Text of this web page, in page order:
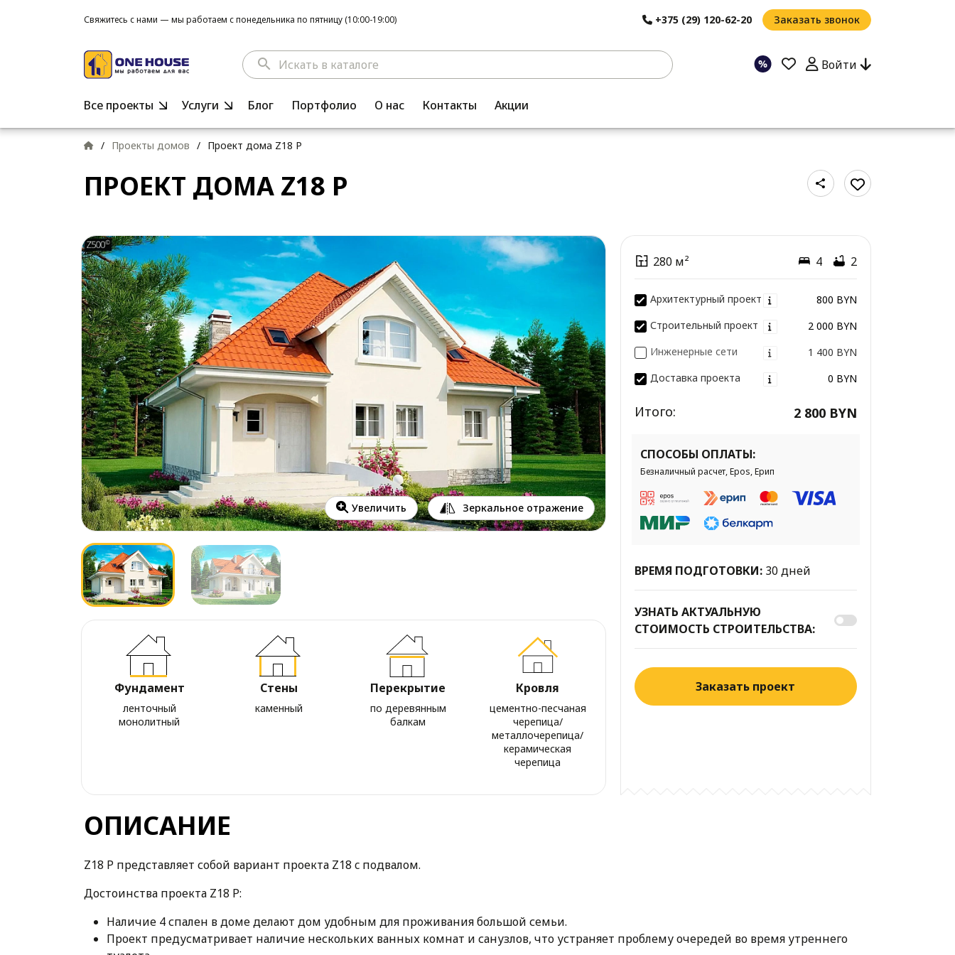
Свяжитесь с нами — мы работаем с понедельника по пятницу (10:00-19:00) +375 (29) 120-62-20 Заказать звонок
search Войти
Все проекты Услуги Блог Портфолио О нас Контакты Акции
/ Проекты домов / Проект дома Z18 P
ПРОЕКТ ДОМА Z18 P
Увеличить Зеркальное отражение
Фундамент
ленточный
монолитный
Стены
каменный
Перекрытие
по деревянным
балкам
Кровля
цементно-песчаная
черепица/
металлочерепица/
керамическая
черепица
280 м² 4 2
Архитектурный проект
800 BYN
Строительный проект
2 000 BYN
Инженерные сети
1 400 BYN
Доставка проекта
0 BYN
Итого: 2 800 BYN
СПОСОБЫ ОПЛАТЫ:
Безналичный расчет, Epos, Ерип
ВРЕМЯ ПОДГОТОВКИ: 30 дней
УЗНАТЬ АКТУАЛЬНУЮ
СТОИМОСТЬ СТРОИТЕЛЬСТВА:
Заказать проект
ОПИСАНИЕ
Z18 P представляет собой вариант проекта Z18 c подвалом.
Достоинства проекта Z18 P:
Наличие 4 спален в доме делают дом удобным для проживания большой семьи.
Проект предусматривает наличие нескольких ванных комнат и санузлов, что устраняет проблему очередей во время утреннего